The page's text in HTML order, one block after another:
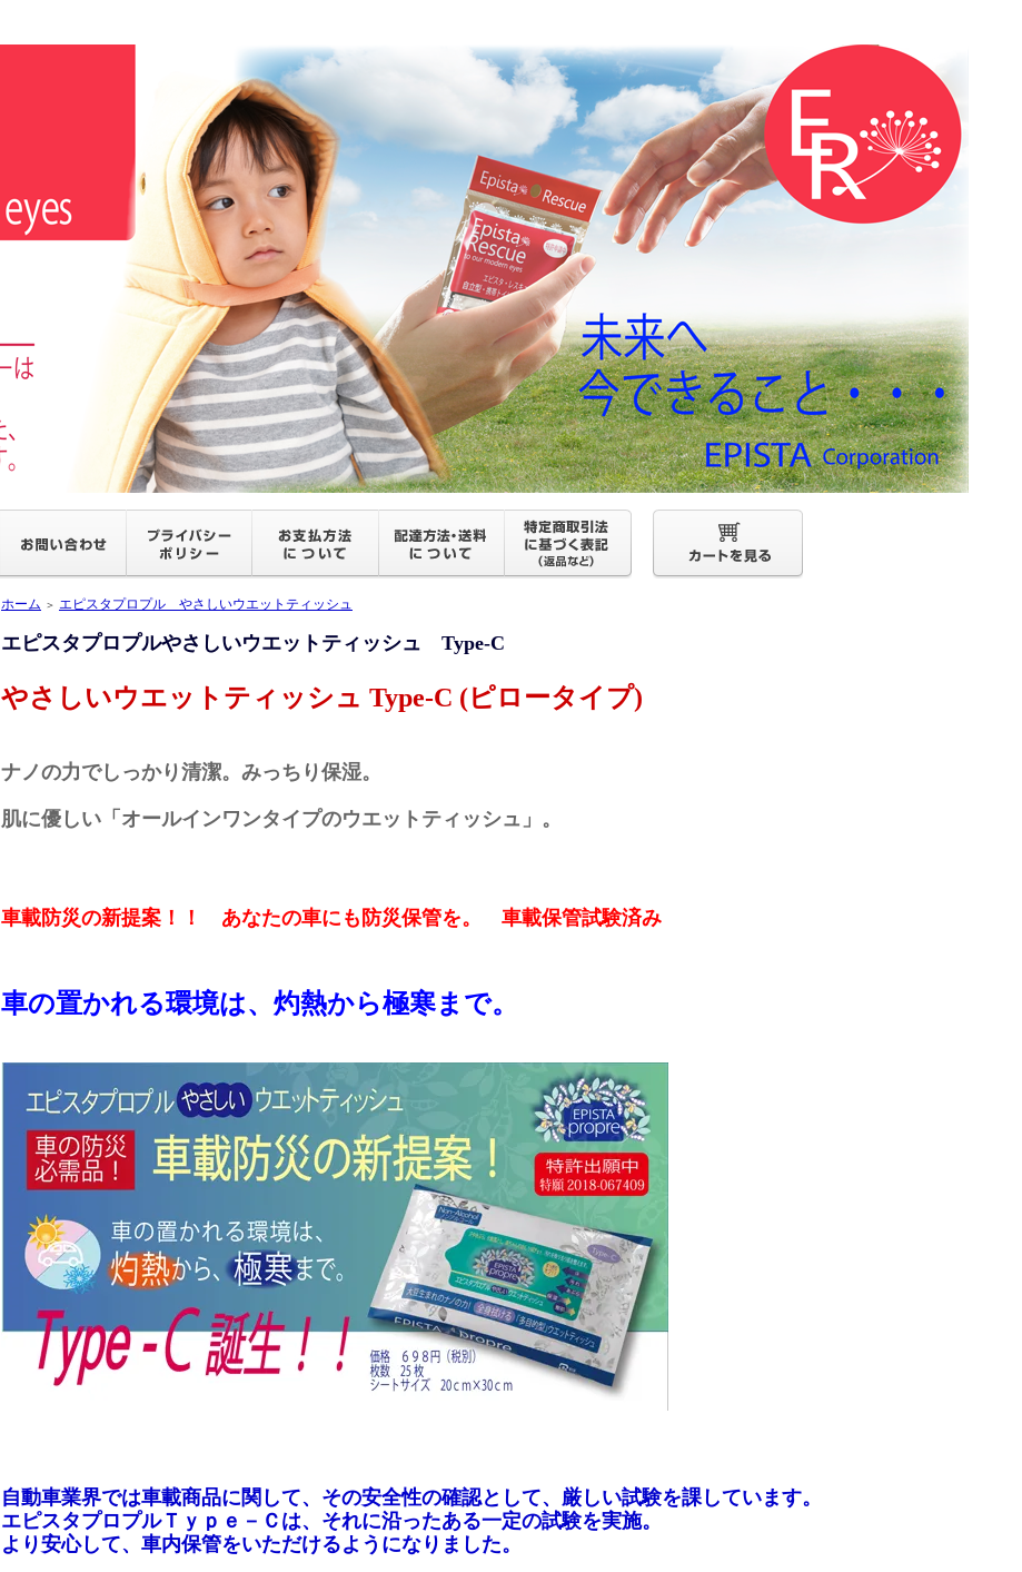
ホーム ＞ エピスタプロプル やさしいウエットティッシュ
エピスタプロプルやさしいウエットティッシュ Type-C
やさしいウエットティッシュ Type-C (ピロータイプ)
ナノの力でしっかり清潔。みっちり保湿。
肌に優しい「オールインワンタイプのウエットティッシュ」。
車載防災の新提案！！ あなたの車にも防災保管を。 車載保管試験済み
車の置かれる環境は、灼熱から極寒まで。
自動車業界では車載商品に関して、その安全性の確認として、厳しい試験を課しています。
エピスタプロプルＴｙｐｅ－Ｃは、それに沿ったある一定の試験を実施。
より安心して、車内保管をいただけるようになりました。